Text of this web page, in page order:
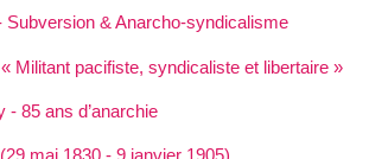
Subversion & Anarcho-syndicalisme
Militant pacifiste, syndicaliste et libertaire »
- 85 ans d’anarchie
mai 1830 - 9 janvier 1905)